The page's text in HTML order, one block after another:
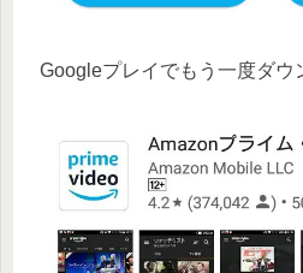
Googleプレイでもう一度ダ